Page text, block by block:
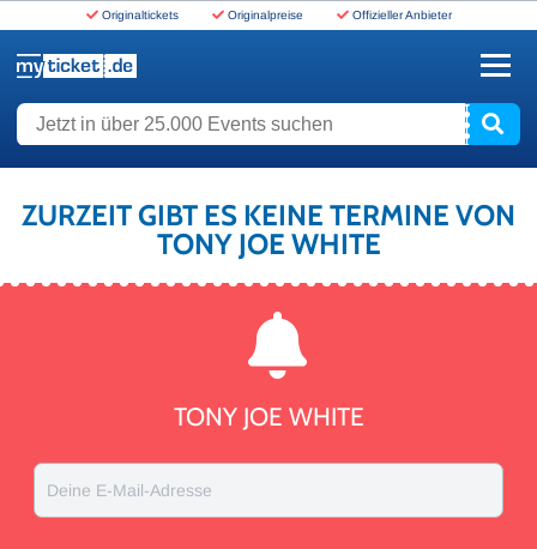
Originaltickets Originalpreise Offizieller Anbieter
Jetzt in über 25.000 Events suchen
ZURZEIT GIBT ES KEINE TERMINE VON
TONY JOE WHITE
TONY JOE WHITE
Deine E-Mail-Adresse